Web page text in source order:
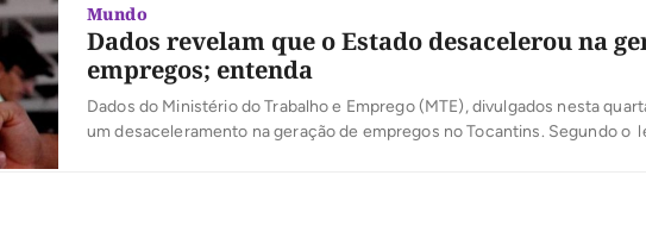
Mundo
Dados revelam que o Estado desacelerou na
empregos; entenda
Dados do Ministério do Trabalho e Emprego (MTE), divulgados nesta
um desaceleramento na geração de empregos no Tocantins. Segundo o